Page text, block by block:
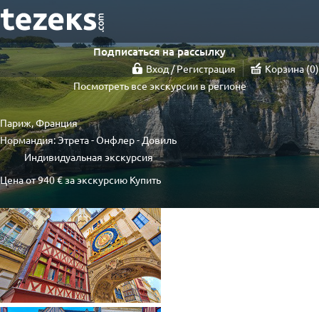
Подписаться на рассылку
Вход / Регистрация Корзина 0
Посмотреть все экскурсии в регионе
Париж, Франция
Нормандия: Этрета - Онфлер - Довиль
Индивидуальная экскурсия
Цена от940 €за экскурсию Купить